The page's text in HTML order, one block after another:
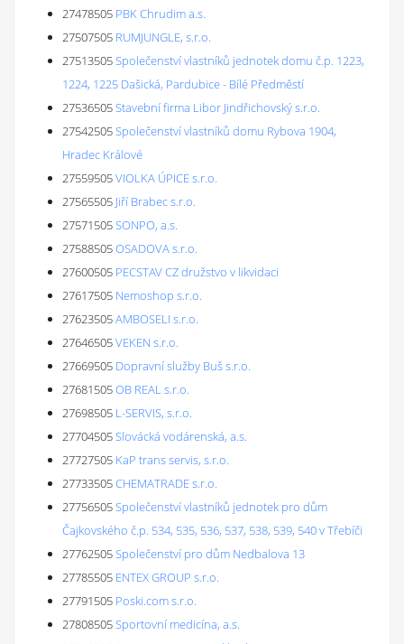
27478505 PBK Chrudim a.s.
27507505 RUMJUNGLE, s.r.o.
27513505Společenství vlastníků jednotek domu č.p. 1223,
1224, 1225 Dašická, Pardubice - Bílé Předměstí
27536505Stavební firma Libor Jindřichovský s.r.o.
27542505Společenství vlastníků domu Rybova 1904,
Hradec Králové
27559505VIOLKA ÚPICE s.r.o.
27565505 Jiří Brabec s.r.o.
27571505SONPO, a.s.
27588505OSADOVA s.r.o.
27600505 PECSTAV CZ družstvo v likvidaci
27617505 Nemoshop s.r.o.
27623505AMBOSELI s.r.o.
27646505VEKEN s.r.o.
27669505 Dopravní služby Buš s.r.o.
27681505OB REAL s.r.o.
27698505 L-SERVIS, s.r.o.
27704505Slovácká vodárenská, a.s.
27727505 KaP trans servis, s.r.o.
27733505CHEMATRADE s.r.o.
27756505Společenství vlastníků jednotek pro dům
Čajkovského č.p. 534, 535, 536, 537, 538, 539, 540 v Třebíči
27762505Společenství pro dům Nedbalova 13
27785505 ENTEX GROUP s.r.o.
27791505 Poski.com s.r.o.
27808505Sportovní medicína, a.s.